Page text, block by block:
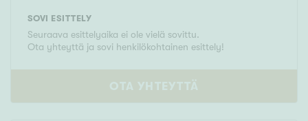
SOVI ESITTELY
Seuraava esittelyaika ei ole vielä sovittu.
Ota yhteyttä ja sovi henkilökohtainen esittely!
OTA YHTEYTTÄ